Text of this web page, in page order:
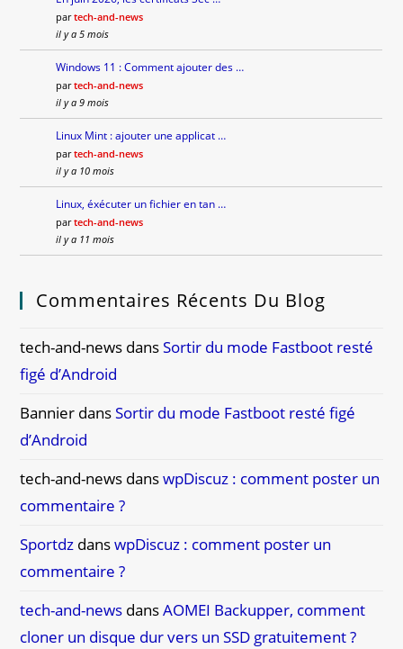
partech-and-news
il y a 5 mois
Windows 11 : Comment ajouter des …
partech-and-news
il y a 9 mois
Linux Mint : ajouter une applicat …
partech-and-news
il y a 10 mois
Linux, éxécuter un fichier en tan …
partech-and-news
il y a 11 mois
Commentaires Récents Du Blog
tech-and-news dansSortir du mode Fastboot resté
figé d’Android
Bannier dansSortir du mode Fastboot resté figé
d’Android
tech-and-news danswpDiscuz : comment poster un
commentaire ?
Sportdz danswpDiscuz : comment poster un
commentaire ?
tech-and-news dansAOMEI Backupper, comment
cloner un disque dur vers un SSD gratuitement ?